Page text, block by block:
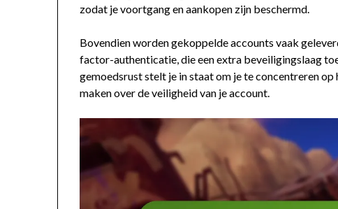
zodat je voortgang en aankopen zijn beschermd.
Bovendien worden gekoppelde accounts vaak
factor-authenticatie, die een extra beveiligingslaag
gemoedsrust stelt je in staat om je te concentreren
maken over de veiligheid van je account.